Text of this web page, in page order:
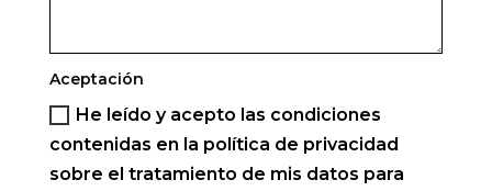
Aceptación
He leído y acepto las condiciones
contenidas en la política de privacidad
sobre el tratamiento de mis datos para